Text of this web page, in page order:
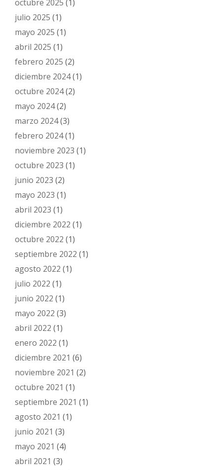
octubre 2025 (1)
julio 2025 (1)
mayo 2025 (1)
abril 2025 (1)
febrero 2025 (2)
diciembre 2024(1)
octubre 2024(2)
mayo 2024(2)
marzo 2024(3)
febrero 2024(1)
noviembre 2023 (1)
octubre 2023 (1)
junio 2023 (2)
mayo 2023 (1)
abril 2023 (1)
diciembre 2022 (1)
octubre 2022 (1)
septiembre 2022 (1)
agosto 2022 (1)
julio 2022 (1)
junio 2022 (1)
mayo 2022 (3)
abril 2022 (1)
enero 2022 (1)
diciembre 2021 (6)
noviembre 2021 (2)
octubre 2021 (1)
septiembre 2021 (1)
agosto 2021 (1)
junio 2021 (3)
mayo 2021 (4)
abril 2021 (3)